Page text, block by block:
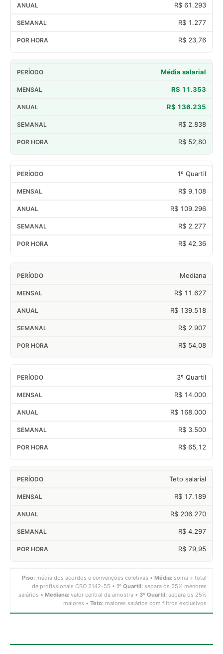
R$ 61.293
R$ 1.277
R$ 23,76
Média salarial
R$ 11.353
R$ 136.235
R$ 2.838
R$ 52,80
1º Quartil
R$ 9.108
R$ 109.296
R$ 2.277
R$ 42,36
Mediana
R$ 11.627
R$ 139.518
R$ 2.907
R$ 54,08
3º Quartil
R$ 14.000
R$ 168.000
R$ 3.500
R$ 65,12
Teto salarial
R$ 17.189
R$ 206.270
R$ 4.297
R$ 79,95
Piso: média dos acordos e convenções coletivas • Média: soma ÷ total
de profissionais CBO 2142-55 • 1º Quartil: separa os 25% menores
salários • Mediana: valor central da amostra • 3º Quartil: separa os 25%
maiores • Teto: maiores salários com filtros exclusivos